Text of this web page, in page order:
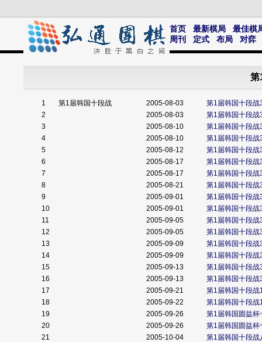
首页 最新棋局
最佳棋
周刊
定式 布局 对弈
第
1 第1届韩国十段战 2005-08-03
第1届韩国十段战
2
2005-08-03
第1届韩国十段战
3
2005-08-10
第1届韩国十段战
4
2005-08-10
第1届韩国十段战
5
2005-08-12
第1届韩国十段战
6
2005-08-17
第1届韩国十段战
7
2005-08-17
第1届韩国十段战
8
2005-08-21
第1届韩国十段战
9
2005-09-01
第1届韩国十段战
10
2005-09-01
第1届韩国十段战
11
2005-09-05
第1届韩国十段战
12
2005-09-05
第1届韩国十段战
13
2005-09-09
第1届韩国十段战
14
2005-09-09
第1届韩国十段战
15
2005-09-13
第1届韩国十段战
16
2005-09-13
第1届韩国十段战
17
2005-09-21
第1届韩国十段战
18
2005-09-22
第1届韩国十段战
19
2005-09-26
第1届韩国圆益
20
2005-09-26
第1届韩国圆益
21
2005-10-04
第1届韩国十段战